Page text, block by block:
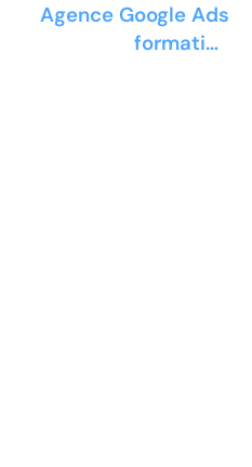
Agence Google Ads
formation